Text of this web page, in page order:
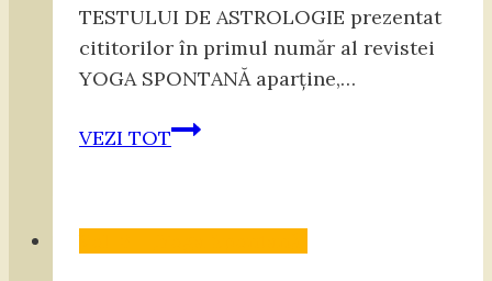
TESTULUI DE ASTROLOGIE prezentat
cititorilor în primul număr al revistei
YOGA SPONTANĂ aparține,…
VEZI TOTMari
PERSONALITATE